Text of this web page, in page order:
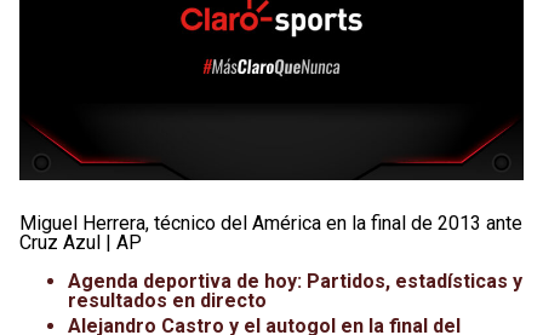
Miguel Herrera, técnico del América en la final de 2013 ante
Cruz Azul | AP
Agenda deportiva de hoy: Partidos, estadísticas y
resultados en directo
Alejandro Castro y el autogol en la final del